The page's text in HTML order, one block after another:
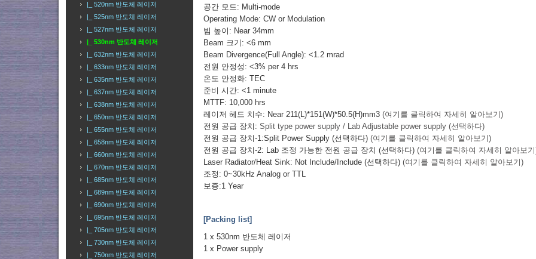
|_ 520nm 반도체 레이저
|_ 525nm 반도체 레이저
|_ 527nm 반도체 레이저
|_ 530nm 반도체 레이저
|_ 632nm 반도체 레이저
|_ 633nm 반도체 레이저
|_ 635nm 반도체 레이저
|_ 637nm 반도체 레이저
|_ 638nm 반도체 레이저
|_ 650nm 반도체 레이저
|_ 655nm 반도체 레이저
|_ 658nm 반도체 레이저
|_ 660nm 반도체 레이저
|_ 670nm 반도체 레이저
|_ 685nm 반도체 레이저
|_ 689nm 반도체 레이저
|_ 690nm 반도체 레이저
|_ 695nm 반도체 레이저
|_ 705nm 반도체 레이저
|_ 730nm 반도체 레이저
|_ 750nm 반도체 레이저
공간 모드: Multi-mode
Operating Mode: CW or Modulation
빔 높이: Near 34mm
Beam 크기: <6 mm
Beam Divergence(Full Angle): <1.2 mrad
전원 안정성: <3% per 4 hrs
온도 안정화: TEC
준비 시간: <1 minute
MTTF: 10,000 hrs
레이저 헤드 치수: Near 211(L)*151(W)*50.5(H)mm3(여기를 클릭하여 자세히 알아보기)
전원 공급 장치:Split type power supply / Lab Adjustable power supply (선택하다)
전원 공급 장치-1:Split Power Supply (선택하다)(여기를 클릭하여 자세히 알아보기)
전원 공급 장치-2: Lab 조정 가능한 전원 공급 장치 (선택하다)(여기를 클릭하여 자세히 알아보
Laser Radiator/Heat Sink: Not Include/Include (선택하다)(여기를 클릭하여 자세히 알아보기)
조정: 0~30kHz Analog or TTL
보증:1 Year
[Packing list]
1 x 530nm 반도체 레이저
1 x Power supply